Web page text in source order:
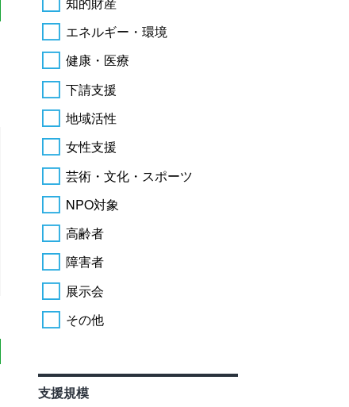
エネルギー・環境
健康・医療
下請支援
地域活性
女性支援
芸術・文化・スポーツ
NPO対象
高齢者
障害者
展示会
その他
支援規模